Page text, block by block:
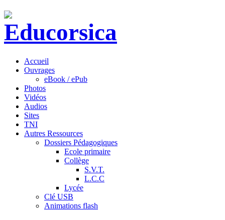
Accueil
Ouvrages
eBook / ePub
Photos
Vidéos
Audios
Sites
TNI
Autres Ressources
Dossiers Pédagogiques
Ecole primaire
Collège
S.V.T.
L.C.C
Lycée
Clé USB
Animations flash